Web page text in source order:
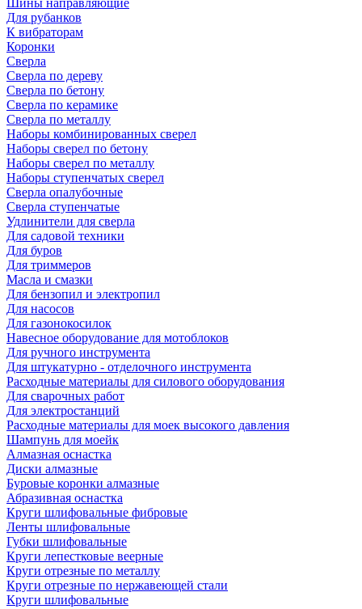
Шины направляющие
Для рубанков
К вибраторам
Коронки
Сверла
Сверла по дереву
Сверла по бетону
Сверла по керамике
Сверла по металлу
Наборы комбинированных сверел
Наборы сверел по бетону
Наборы сверел по металлу
Наборы ступенчатых сверел
Сверла опалубочные
Сверла ступенчатые
Удлинители для сверла
Для садовой техники
Для буров
Для триммеров
Масла и смазки
Для бензопил и электропил
Для насосов
Для газонокосилок
Навесное оборудование для мотоблоков
Для ручного инструмента
Для штукатурно - отделочного инструмента
Расходные материалы для силового оборудования
Для сварочных работ
Для электростанций
Расходные материалы для моек высокого давления
Шампунь для моейк
Алмазная оснастка
Диски алмазные
Буровые коронки алмазные
Абразивная оснастка
Круги шлифовальные фибровые
Ленты шлифовальные
Губки шлифовальные
Круги лепестковые веерные
Круги отрезные по металлу
Круги отрезные по нержавеющей стали
Круги шлифовальные